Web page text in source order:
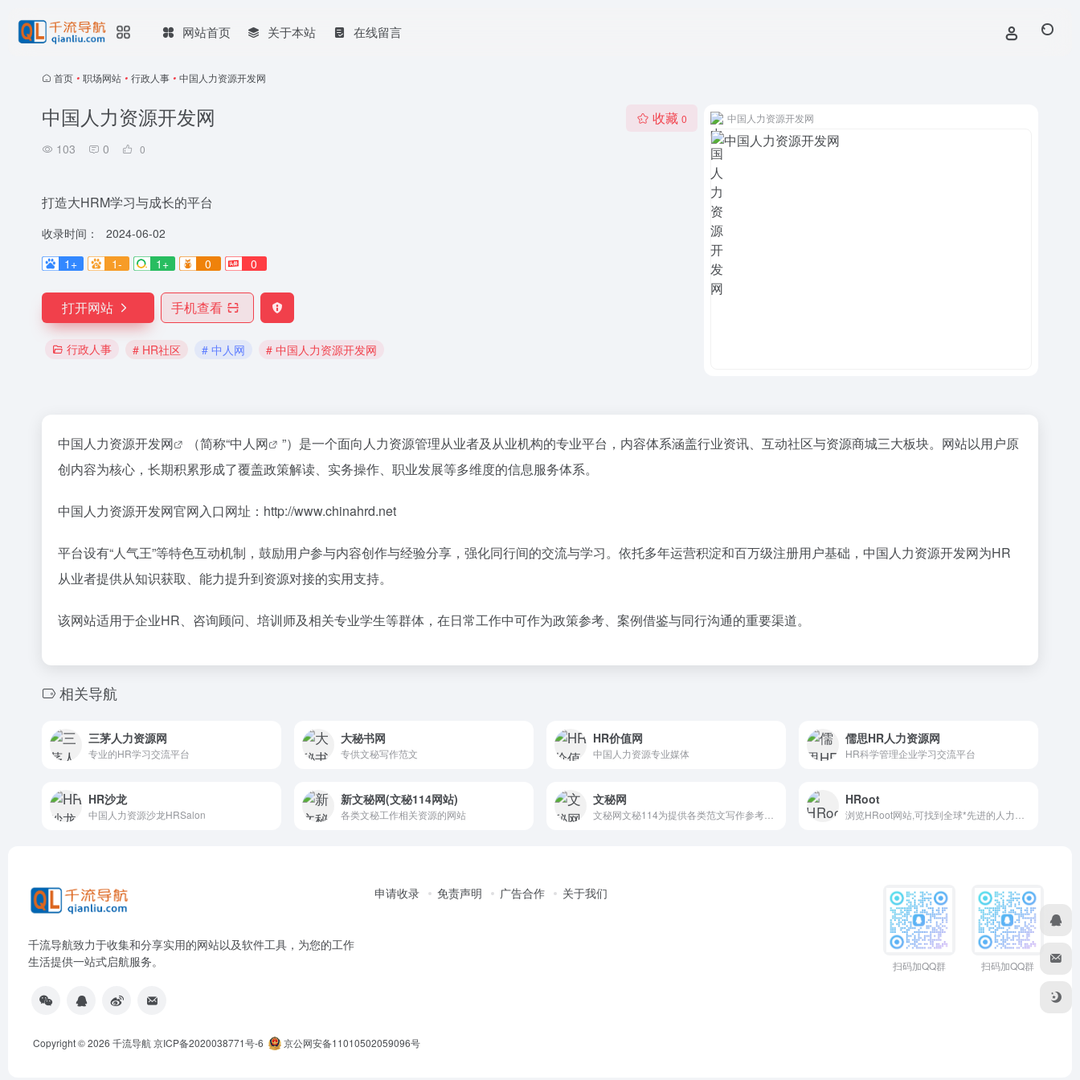
网站首页 关于本站 在线留言
首页 • 职场网站 • 行政人事 • 中国人力资源开发网
中国人力资源开发网
103 0 0
收藏 0
打造大HRM学习与成长的平台
收录时间：
2024-06-02
1+
1- 1+ 0 0
打开网站 手机查看
行政人事 # HR社区 # 中人网 # 中国人力资源开发网
中国人力资源开发网
中国人力资源开发网 （简称“中人网
”）是一个面向人力资源管理从业者及从业机构的专业平台，内容体系涵盖行业资讯、互动社区与资源商城三大板块。网站以用户原
创内容为核心，长期积累形成了覆盖政策解读、实务操作、职业发展等多维度的信息服务体系。
中国人力资源开发网官网入口网址：http://www.chinahrd.net
平台设有“人气王”等特色互动机制，鼓励用户参与内容创作与经验分享，强化同行间的交流与学习。依托多年运营积淀和百万级注册用户基础，中国人力资源开发网为HR
从业者提供从知识获取、能力提升到资源对接的实用支持。
该网站适用于企业HR、咨询顾问、培训师及相关专业学生等群体，在日常工作中可作为政策参考、案例借鉴与同行沟通的重要渠道。
相关导航
三茅人力资源网
专业的HR学习交流平台
大秘书网
专供文秘写作范文
HR价值网
中国人力资源专业媒体
儒思HR人力资源网
HR科学管理企业学习交流平台
HR沙龙
中国人力资源沙龙HRSalon
新文秘网(文秘114网站)
各类文秘工作相关资源的网站
文秘网 HRoot
千流导航致力于收集和分享实用的网站以及软件工具，为您的工作
生活提供一站式启航服务。
申请收录 免责声明 广告合作 关于我们
扫码加QQ群 扫码加QQ群
Copyright © 2026 千流导航京ICP备2020038771号-6 京公网安备11010502059096号